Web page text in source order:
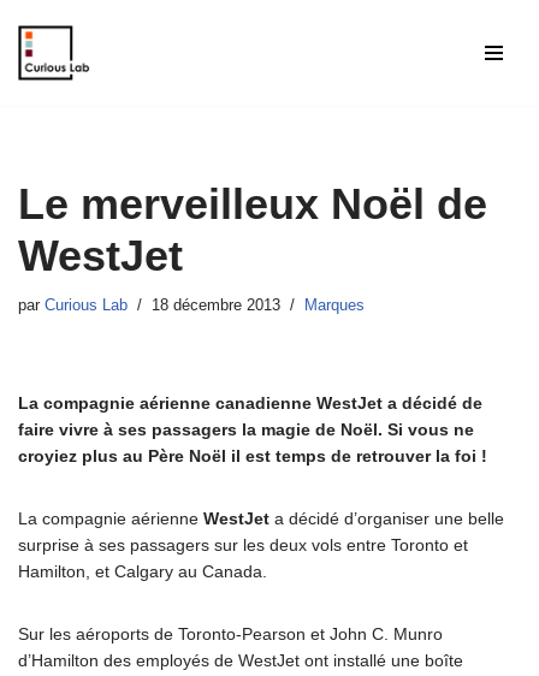
Aller
Le merveilleux Noël de
WestJet
par Curious Lab 18 décembre 2013 Marques
La compagnie aérienne canadienne WestJet a décidé de
faire vivre à ses passagers la magie de Noël. Si vous ne
croyiez plus au Père Noël il est temps de retrouver la foi !
La compagnie aérienne WestJet a décidé d’organiser une belle
surprise à ses passagers sur les deux vols entre Toronto et
Hamilton, et Calgary au Canada.
Sur les aéroports de Toronto-Pearson et John C. Munro
d’Hamilton des employés de WestJet ont installé une boîte